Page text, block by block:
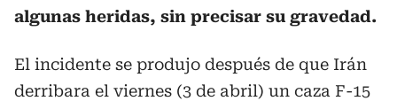
algunas heridas, sin precisar su gravedad.
El incidente se produjo después de que Irán
derribara el viernes (3 de abril) un caza F-15